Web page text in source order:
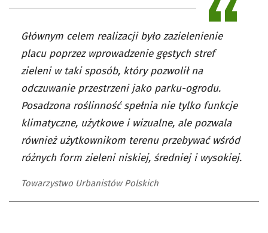
Głównym celem realizacji było zazielenienie
placu poprzez wprowadzenie gęstych stref
zieleni w taki sposób, który pozwolił na
odczuwanie przestrzeni jako parku-ogrodu.
Posadzona roślinność spełnia nie tylko funkcje
klimatyczne, użytkowe i wizualne, ale pozwala
również użytkownikom terenu przebywać wśród
różnych form zieleni niskiej, średniej i wysokiej.
Towarzystwo Urbanistów Polskich